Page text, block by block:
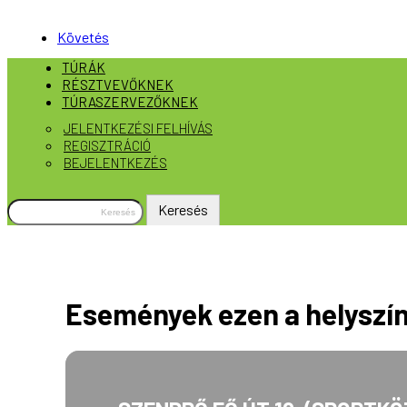
Követés
TÚRÁK
RÉSZTVEVŐKNEK
TÚRASZERVEZŐKNEK
JELENTKEZÉSI FELHÍVÁS
REGISZTRÁCIÓ
BEJELENTKEZÉS
Keresés
erre:
Események ezen a